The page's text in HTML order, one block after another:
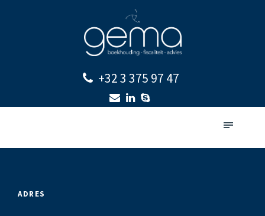
+32 3 375 97 47
ADRES